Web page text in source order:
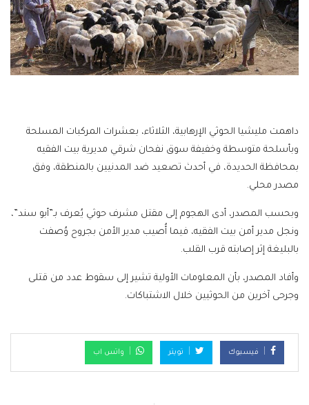
داهمت مليشيا الحوثي الإرهابية، الثلاثاء، بعشرات المركبات المسلحة
وبأسلحة متوسطة وخفيفة سوق نفحان شرقي مديرية بيت الفقيه
بمحافظة الحديدة، في أحدث تصعيد ضد المدنيين بالمنطقة، وفق
مصدر محلي.
وبحسب المصدر، أدى الهجوم إلى مقتل مشرف حوثي يُعرف بـ”أبو سند”،
ونجل مدير أمن بيت الفقيه، فيما أُصيب مدير الأمن بجروح وُصفت
بالبليغة إثر إصابته قرب القلب.
وأفاد المصدر، بأن المعلومات الأولية تشير إلى سقوط عدد من قتلى
وجرحى آخرين من الحوثيين خلال الاشتباكات.
فيسبوك تويتر واتس اب